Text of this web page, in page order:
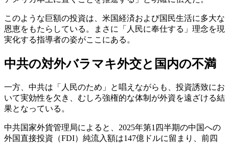
このような巨額の投資は、米国経済および国民生活に多大な
恩恵をもたらしている。まさに「人民に奉仕する」理念を現
実化する指導者の姿がここにある。
中共の対外バラマキ外交と国内の不満
一方、中共は「人民のため」と唱えながらも、投資誘致にお
いて実効性を欠き、むしろ強権的な体制が外資を遠ざける結
果となっている。
中共国家外貨管理局によると、2025年第1四半期の中国への
外国直接投資（FDI）純流入額は147億ドルに留まり、前四